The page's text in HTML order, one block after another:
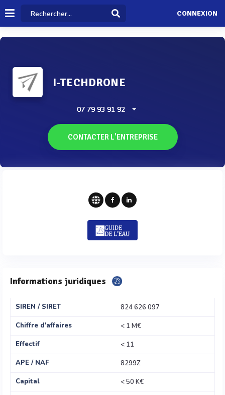
CONNEXION
I-TECHDRONE
07 79 93 91 92
CONTACTER L'ENTREPRISE
Informations juridiques
SIREN / SIRET
824 626 097
Chiffre d'affaires
< 1 M€
Effectif
< 11
APE / NAF
8299Z
Capital
< 50 K€